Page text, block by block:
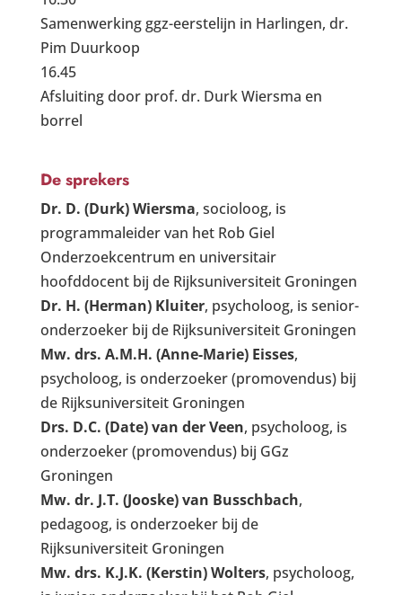
Samenwerking ggz-eerstelijn in Harlingen, dr.
Pim Duurkoop
16.45
Afsluiting door prof. dr. Durk Wiersma en
borrel
De sprekers
Dr. D. (Durk) Wiersma, socioloog, is
programmaleider van het Rob Giel
Onderzoekcentrum en universitair
hoofddocent bij de Rijksuniversiteit Groningen
Dr. H. (Herman) Kluiter, psycholoog, is senior-
onderzoeker bij de Rijksuniversiteit Groningen
Mw. drs. A.M.H. (Anne-Marie) Eisses,
psycholoog, is onderzoeker (promovendus) bij
de Rijksuniversiteit Groningen
Drs. D.C. (Date) van der Veen, psycholoog, is
onderzoeker (promovendus) bij GGz
Groningen
Mw. dr. J.T. (Jooske) van Busschbach,
pedagoog, is onderzoeker bij de
Rijksuniversiteit Groningen
Mw. drs. K.J.K. (Kerstin) Wolters, psycholoog,